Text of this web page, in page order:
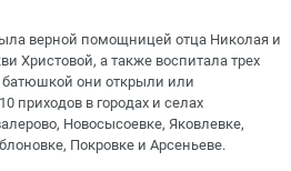
верной помощницей отца Николая и
Христовой, а также воспитала трех
они открыли или
приходов в городах и селах
Новосысоевке, Яковлевке,
Покровке и Арсеньеве.